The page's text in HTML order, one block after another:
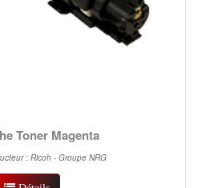
Toner Magenta
: Ricoh - Groupe NRG